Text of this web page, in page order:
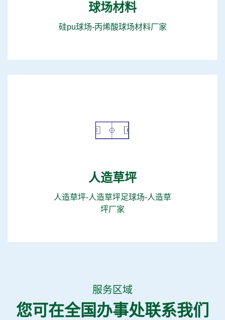
球场材料
硅pu球场-丙烯酸球场材料厂家
人造草坪
人造草坪-人造草坪足球场-人造草
坪厂家
服务区域
您可在全国办事处联系我们